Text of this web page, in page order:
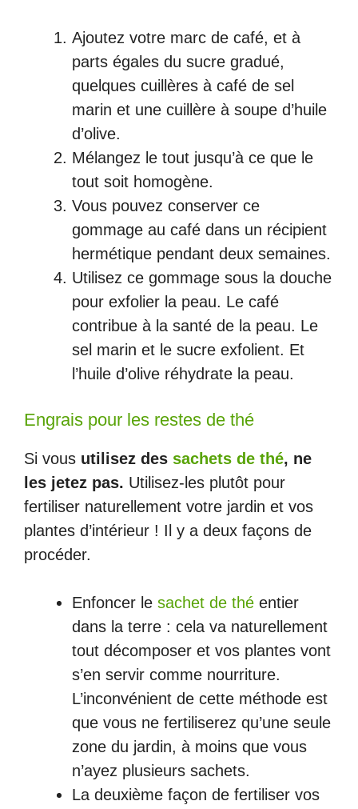
Ajoutez votre marc de café, et à
parts égales du sucre gradué,
quelques cuillères à café de sel
marin et une cuillère à soupe d’huile
d’olive.
Mélangez le tout jusqu’à ce que le
tout soit homogène.
Vous pouvez conserver ce
gommage au café dans un récipient
hermétique pendant deux semaines.
Utilisez ce gommage sous la douche
pour exfolier la peau. Le café
contribue à la santé de la peau. Le
sel marin et le sucre exfolient. Et
l’huile d’olive réhydrate la peau.
Engrais pour les restes de thé
Si vous utilisez des sachets de thé, ne
les jetez pas. Utilisez-les plutôt pour
fertiliser naturellement votre jardin et vos
plantes d’intérieur ! Il y a deux façons de
procéder.
Enfoncer le sachet de thé entier
dans la terre : cela va naturellement
tout décomposer et vos plantes vont
s’en servir comme nourriture.
L’inconvénient de cette méthode est
que vous ne fertiliserez qu’une seule
zone du jardin, à moins que vous
n’ayez plusieurs sachets.
La deuxième façon de fertiliser vos